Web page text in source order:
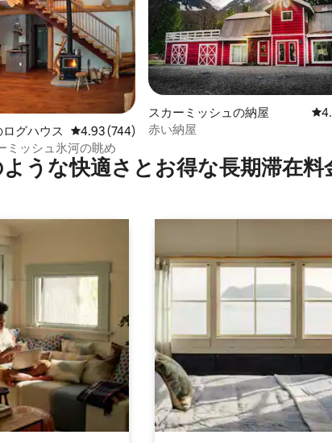
の平均評価
グハウス レビュー744件、5つ星中4.93つ星の平均評価
4.93 (744)
ミッシュ氷河の眺め
スカーミッシュの納屋 レ
赤い納屋
うな快⁠適⁠さ⁠とお⁠得⁠な長⁠期⁠滞⁠在料⁠